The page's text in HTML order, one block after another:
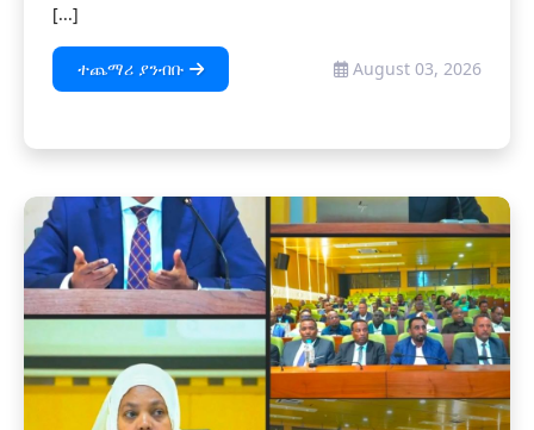
[...]
ተጨማሪ ያንብቡ August 03, 2026